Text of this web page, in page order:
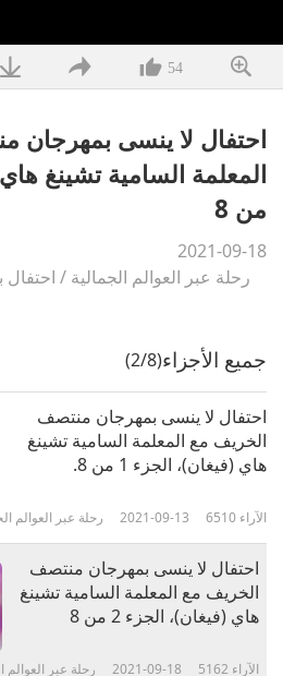
54
احتفال لا ينسى بمهرجان
من 8
2021-09-18
رحلة عبر العوالم الجمالية / احتفال
جميع الأجزاء(2/8)
احتفال لا ينسى بمهرجان منتصف
الخريف مع المعلمة السامية تشينغ
هاي (فيغان)، الجزء 1 من 8.
رحلة عبر العوالم 2021-09-13 6510 الآراء
احتفال لا ينسى بمهرجان منتصف
الخريف مع المعلمة السامية تشينغ
هاي (فيغان)، الجزء 2 من 8
رحلة عبر العوالم 2021-09-18 5162 الآراء